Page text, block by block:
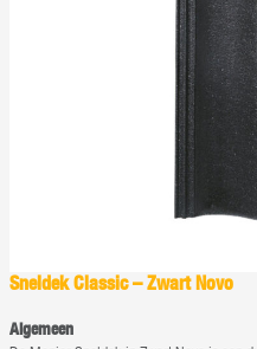
Sneldek Classic – Zwart Novo
Algemeen